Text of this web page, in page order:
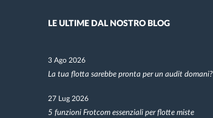
LE ULTIME DAL NOSTRO BLOG
3 Ago 2026
La tua flotta sarebbe pronta per un audit domani?
27 Lug 2026
5 funzioni Frotcom essenziali per flotte miste